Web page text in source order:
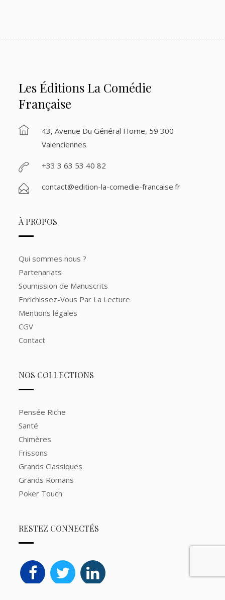
Les Éditions La Comédie
Française
43, Avenue Du Général Horne, 59 300
Valenciennes
+33 3 63 53 40 82
contact@edition-la-comedie-francaise.fr
À PROPOS
Qui sommes nous ?
Partenariats
Soumission de Manuscrits
Enrichissez-Vous Par La Lecture
Mentions légales
CGV
Contact
NOS COLLECTIONS
Pensée Riche
Santé
Chimères
Frissons
Grands Classiques
Grands Romans
Poker Touch
RESTEZ CONNECTÉS